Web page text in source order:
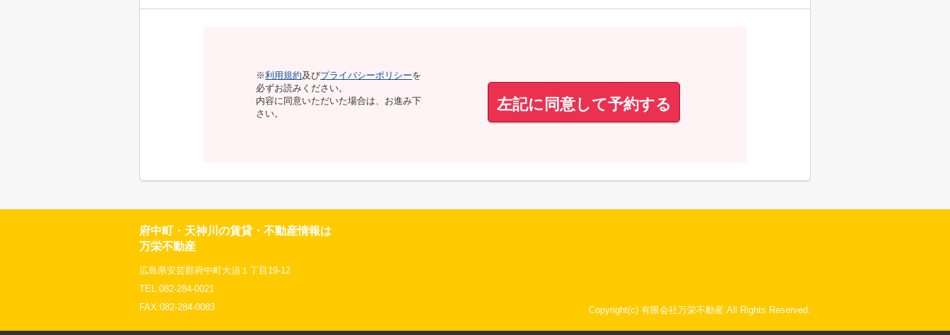
※利用規約及びプライバシーポリシーを
必ずお読みください。
内容に同意いただいた場合は、お進み下
さい。
左記に同意して予約する
府中町・天神川の賃貸・不動産情報は
万栄不動産
広島県安芸郡府中町大須１丁目19-12
TEL:082-284-0021
FAX:082-284-0083
Copyright(c) 有限会社万栄不動産 All Rights Reserved.